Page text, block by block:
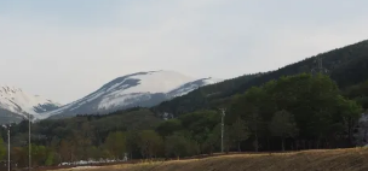
立
よ
外